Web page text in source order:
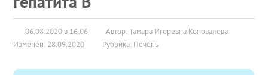
06.08.2020 в 16:06
Автор: Тамара Игоревна Коновалова
Изменен: 28.09.2020
Рубрика: Печень